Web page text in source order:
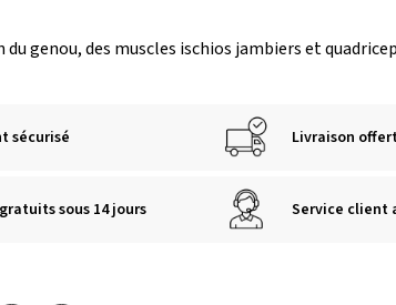
genou, des muscles ischios jambiers et
sécurisé Livraison
sous 14 jours Service client